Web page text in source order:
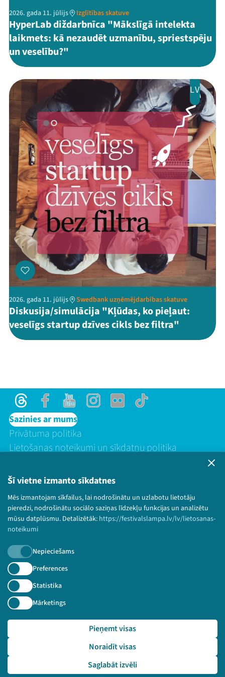
Šī vietne izmanto sīkdatnes
Mēs izmantojam sīkfailus, lai nodrošinātu un uzlabotu lietotāju
pieredzi, nodrošinātu sociālo saziņas līdzekļu funkcijas un analizētu
mūsu datplūsmu. Detalizētāk: https://festivalslampa.lv/lv/lietosanas-
noteikumi
Nepieciešams
Preferences
Statistika
Mārketings
Saglabāt izvēli
Noraidīt visas
Pieņemt visas
2026. gada 11. jūlijs Izglītības skatuve
HyperLab diždarbnīca "Mākslīgā intelekta
laikmets: kā nezaudēt uzmanību, spriestspēju
un veselību?"
LV
2026. gada 11. jūlijs Swedbank uzņēmējdarbības skatuve
Diskusija/simulācija "Kļūdas, ko pieļaut:
veselīgs startup dzīves cikls bez filtra"
ThreadsFacebookYoutubeInstagram
Flick TikTok
Sazinies ar mums
Privātuma politika
Lietošanas noteikumi un sīkdatņu politika
© 2026 Sarunu festivāls LAMPA Visas tiesības
Piesakies jaunumiem!
Nepalaid garām aktuālāko informāciju!
Pieteikties
🔗 https://festivalslampa.lv/lv/video-arhivs/1623?sp
eaker=Latvijas%20Universit%C4%81tes%20Pedago%C4%A3ij
as%2C%20psiholo%C4%A3ijas%20un%20m%C4%81kslas%20faku